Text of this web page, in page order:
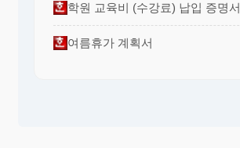
학원 교육비 (수강료) 납입 증명서
여름휴가 계획서